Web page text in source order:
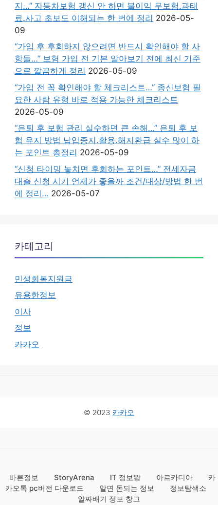
지…” 자동차보험 갱신 안 하면 불이익 무보험.과태
료.사고 초보도 이해되는 한 번에 정리 2026-05-
09
“가입 후 후회하지 않으려면 반드시 확인해야 할 사
항들…” 보험 가입 전 기본 알아보기 전에 최신 기준
으로 깔끔하게 정리 2026-05-09
“가입 전 꼭 확인해야 할 체크리스트…” 종신보험 필
요한 사람 유형 바로 적용 가능한 체크리스트
2026-05-09
“은퇴 후 보험 관리 실수하면 큰 손해…” 은퇴 후 보
험 유지 방법 납입중지.활용.해지환급 실수 많이 하
는 포인트 총정리 2026-05-09
“신청 타이밍 놓치면 후회하는 포인트…” 전세자금
대출 신청 시기 언제가 좋을까 조건/대상/방법 한 번
에 정리… 2026-05-07
카테고리
민생회복지원금
유용한정보
이사
정보
카카오
© 2023 카카오
바른정보 StoryArena IT 정보왕 아르카디아
카
카오톡 pc버전 다운로드
알면 돈되는 정보
정보탐색소
알짜배기 정보 창고